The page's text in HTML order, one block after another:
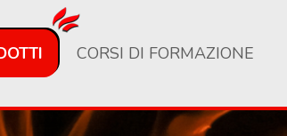
CORSI DI FORMAZIONE